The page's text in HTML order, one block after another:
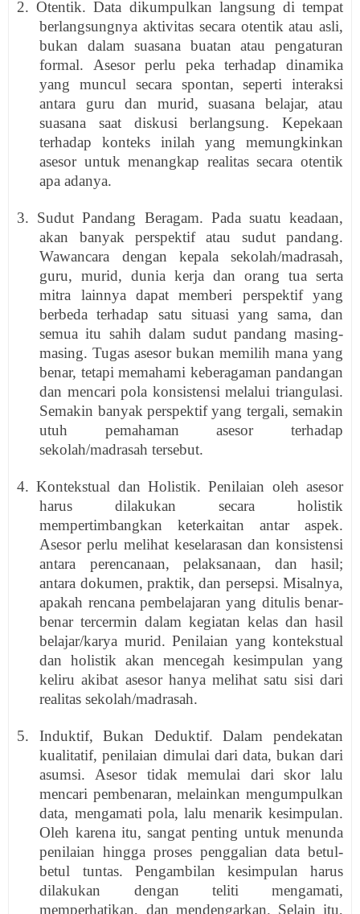
2. Otentik. Data dikumpulkan langsung di tempat
berlangsungnya aktivitas secara otentik atau asli,
bukan dalam suasana buatan atau pengaturan
formal. Asesor perlu peka terhadap dinamika
yang muncul secara spontan, seperti interaksi
antara guru dan murid, suasana belajar, atau
suasana saat diskusi berlangsung. Kepekaan
terhadap konteks inilah yang memungkinkan
asesor untuk menangkap realitas secara otentik
apa adanya.
3. Sudut Pandang Beragam. Pada suatu keadaan,
akan banyak perspektif atau sudut pandang.
Wawancara dengan kepala sekolah/madrasah,
guru, murid, dunia kerja dan orang tua serta
mitra lainnya dapat memberi perspektif yang
berbeda terhadap satu situasi yang sama, dan
semua itu sahih dalam sudut pandang masing-
masing. Tugas asesor bukan memilih mana yang
benar, tetapi memahami keberagaman pandangan
dan mencari pola konsistensi melalui triangulasi.
Semakin banyak perspektif yang tergali, semakin
utuh pemahaman asesor terhadap
sekolah/madrasah tersebut.
4. Kontekstual dan Holistik. Penilaian oleh asesor
harus dilakukan secara holistik
mempertimbangkan keterkaitan antar aspek.
Asesor perlu melihat keselarasan dan konsistensi
antara perencanaan, pelaksanaan, dan hasil;
antara dokumen, praktik, dan persepsi. Misalnya,
apakah rencana pembelajaran yang ditulis benar-
benar tercermin dalam kegiatan kelas dan hasil
belajar/karya murid. Penilaian yang kontekstual
dan holistik akan mencegah kesimpulan yang
keliru akibat asesor hanya melihat satu sisi dari
realitas sekolah/madrasah.
5. Induktif, Bukan Deduktif. Dalam pendekatan
kualitatif, penilaian dimulai dari data, bukan dari
asumsi. Asesor tidak memulai dari skor lalu
mencari pembenaran, melainkan mengumpulkan
data, mengamati pola, lalu menarik kesimpulan.
Oleh karena itu, sangat penting untuk menunda
penilaian hingga proses penggalian data betul-
betul tuntas. Pengambilan kesimpulan harus
dilakukan dengan teliti mengamati,
memperhatikan, dan mendengarkan. Selain itu,